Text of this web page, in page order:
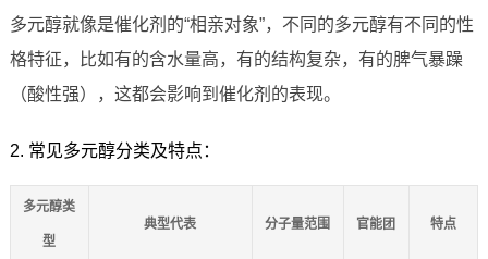
多元醇就像是催化剂的“相亲对象”，不同的多元醇有不同的性
格特征，比如有的含水量高，有的结构复杂，有的脾气暴躁
（酸性强），这都会影响到催化剂的表现。
2. 常见多元醇分类及特点：
多元醇类
型
典型代表 分子量范围 官能团 特点